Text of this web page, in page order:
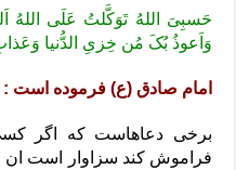
حَسبِیَ اللهُ تَوَکَّلتُ عَلَی اللهُ
وَاَعوذُ بُکَ مُن خِزیِ الدُّنیا
امام صادق (ع) فرموده است :
برخی دعاهاست که اگر
فراموش کند سزاوار است ان